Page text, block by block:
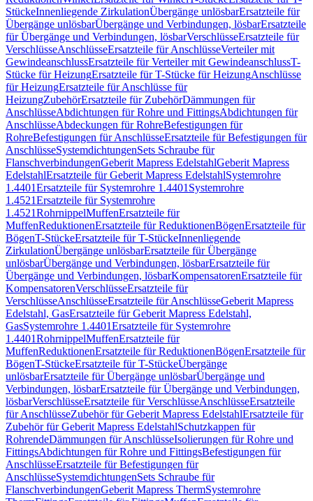
StückeInnenliegende ZirkulationÜbergänge unlösbarErsatzteile für
Übergänge unlösbarÜbergänge und Verbindungen, lösbarErsatzteile
für Übergänge und Verbindungen, lösbarVerschlüsseErsatzteile für
VerschlüsseAnschlüsseErsatzteile für AnschlüsseVerteiler mit
GewindeanschlussErsatzteile für Verteiler mit GewindeanschlussT-
Stücke für HeizungErsatzteile für T-Stücke für HeizungAnschlüsse
für HeizungErsatzteile für Anschlüsse für
HeizungZubehörErsatzteile für ZubehörDämmungen für
AnschlüsseAbdichtungen für Rohre und FittingsAbdichtungen für
AnschlüsseAbdeckungen für RohreBefestigungen für
RohreBefestigungen für AnschlüsseErsatzteile für Befestigungen für
AnschlüsseSystemdichtungenSets Schraube für
FlanschverbindungenGeberit Mapress EdelstahlGeberit Mapress
EdelstahlErsatzteile für Geberit Mapress EdelstahlSystemrohre
1.4401Ersatzteile für Systemrohre 1.4401 Systemrohre
1.4521Ersatzteile für Systemrohre
1.4521RohrnippelMuffenErsatzteile für
MuffenReduktionenErsatzteile für ReduktionenBögenErsatzteile für
BögenT-StückeErsatzteile für T-StückeInnenliegende
ZirkulationÜbergänge unlösbarErsatzteile für Übergänge
unlösbarÜbergänge und Verbindungen, lösbarErsatzteile für
Übergänge und Verbindungen, lösbarKompensatorenErsatzteile für
KompensatorenVerschlüsseErsatzteile für
VerschlüsseAnschlüsseErsatzteile für AnschlüsseGeberit Mapress
Edelstahl, GasErsatzteile für Geberit Mapress Edelstahl,
GasSystemrohre 1.4401Ersatzteile für Systemrohre
1.4401RohrnippelMuffenErsatzteile für
MuffenReduktionenErsatzteile für ReduktionenBögenErsatzteile für
BögenT-StückeErsatzteile für T-StückeÜbergänge
unlösbarErsatzteile für Übergänge unlösbarÜbergänge und
Verbindungen, lösbarErsatzteile für Übergänge und Verbindungen,
lösbarVerschlüsseErsatzteile für VerschlüsseAnschlüsseErsatzteile
für AnschlüsseZubehör für Geberit Mapress EdelstahlErsatzteile für
Zubehör für Geberit Mapress EdelstahlSchutzkappen für
RohrendeDämmungen für AnschlüsseIsolierungen für Rohre und
FittingsAbdichtungen für Rohre und FittingsBefestigungen für
AnschlüsseErsatzteile für Befestigungen für
AnschlüsseSystemdichtungenSets Schraube für
FlanschverbindungenGeberit Mapress ThermSystemrohre